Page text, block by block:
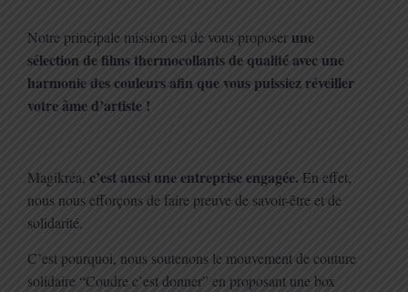
Notre principale mission est de vous proposerune
sélection de films thermocollants de qualité avec une
harmonie des couleurs afin que vous puissiez réveiller
votre âme d’artiste !
Magikréa, c’est aussi une entreprise engagée. En effet,
nous nous efforçons de faire preuve de savoir-être et de
solidarité.
C’est pourquoi, nous soutenons le mouvement de couture
solidaire “Coudre c’est donner” en proposant une box